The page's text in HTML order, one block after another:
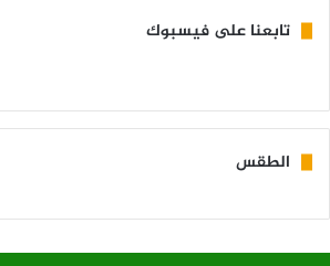
تابعنا على فيسبوك
الطقس